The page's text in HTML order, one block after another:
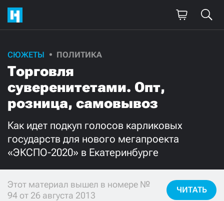
СЮЖЕТЫ ПОЛИТИКА
Торговля
суверенитетами. Опт,
розница, самовывоз
Как идет подкуп голосов карликовых
государств для нового мегапроекта
«ЭКСПО-2020» в Екатеринбурге
Этот материал вышел в номере №
94 от 26 августа 2013
ЧИТАТЬ
Поддержите
нашу работу!
Ежемесячно Разово
3000 1000
500 300